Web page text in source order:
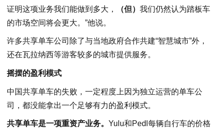
证明这项业务我们能做到多大，
（但） 我们仍然认为踏板车
的市场空间将会更大。”他说。
许多共享单车公司除了与当地政府合作共建“智慧城市”外，
还在瓦拉纳西等游客较多的城市提供服务。
摇摆的盈利模式
中国共享单车的失败，一定程度上因为独立运营的单车公
司，都没能拿出一个足够有力的盈利模式。
共享单车是一项重资产业务。 Yulu和Pedl每辆自行车的价格